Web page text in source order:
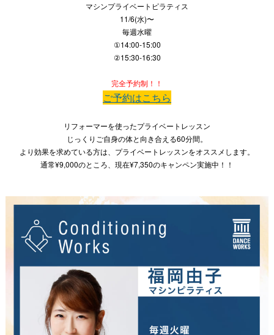
マシンプライベートピラティス
11/6(水)〜
毎週水曜
①14:00-15:00
②15:30-16:30
完全予約制！！
ご予約はこちら
リフォーマーを使ったプライベートレッスン
じっくりご自身の体と向き合える60分間。
より効果を求めている方は、プライベートレッスンをオススメします。
通常¥9,000のところ、現在¥7,350のキャンペン実施中！！